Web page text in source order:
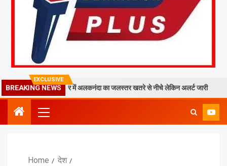
EXCLUSIVE
BREAKING NEWS
मलबा, श्रीनगर में अलकनंदा का जलस्तर खतरे से नीचे लेकिन अलर्ट जारी
Home
देश